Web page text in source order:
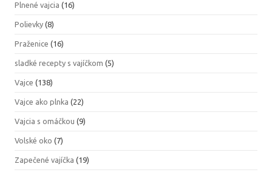
Plnené vajcia (16)
Polievky (8)
Praženice (16)
sladké recepty s vajíčkom (5)
Vajce (138)
Vajce ako plnka (22)
Vajcia s omáčkou (9)
Volské oko (7)
Zapečené vajíčka (19)